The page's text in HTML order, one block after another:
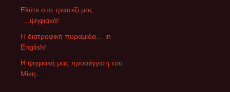
ρ
θ
ρ
ω
Ελάτε στο τραπέζι μας
….ψηφιακά!
Η διατροφική πυραμίδα… in
English!
Η ψηφιακή μας προσέγγιση του
Μίκη…